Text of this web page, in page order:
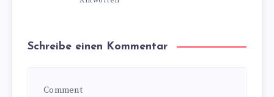
Schreibe einen Kommentar